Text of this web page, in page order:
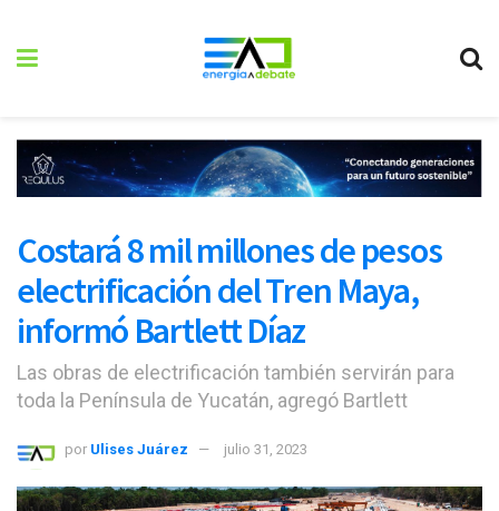
Costará 8 mil millones de pesos
electrificación del Tren Maya,
informó Bartlett Díaz
Las obras de electrificación también servirán para
toda la Península de Yucatán, agregó Bartlett
por Ulises Juárez julio 31, 2023